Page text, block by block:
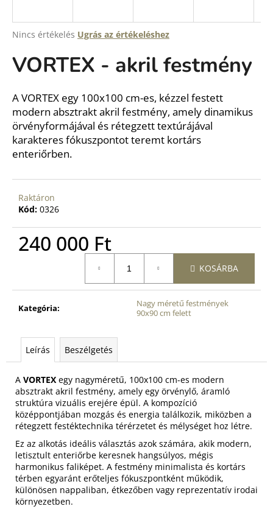
A
átlagos
értékelése
ből
0,0
csillag.
Nincs értékelés Ugrás az értékeléshez
VORTEX - akril festmény
A VORTEX egy 100x100 cm-es, kézzel festett
modern absztrakt akril festmény, amely dinamikus
örvényformájával és rétegzett textúrájával
karakteres fókuszpontot teremt kortárs
enteriőrben.
Raktáron
Kód: 0326
240 000 Ft
KOSÁRBA
Kategória:
Nagy méretű festmények
90x90 cm felett
Leírás Beszélgetés
A VORTEX egy nagyméretű, 100x100 cm-es modern
absztrakt akril festmény, amely egy örvénylő, áramló
struktúra vizuális erejére épül. A kompozíció
középpontjában mozgás és energia találkozik, miközben a
rétegzett festéktechnika térérzetet és mélységet hoz létre.
Ez az alkotás ideális választás azok számára, akik modern,
letisztult enteriőrbe keresnek hangsúlyos, mégis
harmonikus faliképet. A festmény minimalista és kortárs
térben egyaránt erőteljes fókuszpontként működik,
különösen nappaliban, étkezőben vagy reprezentatív irodai
környezetben.